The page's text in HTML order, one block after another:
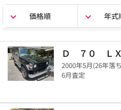
価格順 年式
Ｄ ７０ ＬＸ
2000年5月(26年落
6月査定